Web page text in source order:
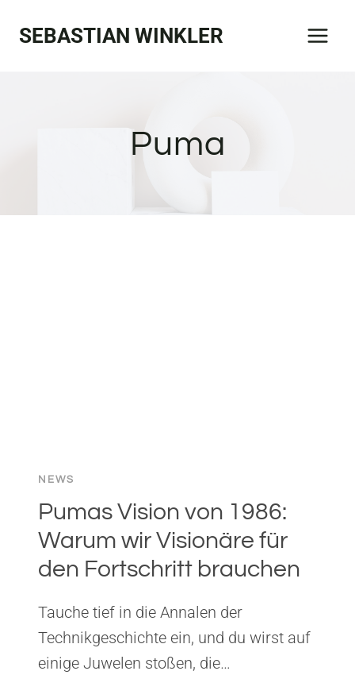
InhaltSEBASTIAN WINKLER
Puma
NEWS
Pumas Vision von 1986:
Warum wir Visionäre für
den Fortschritt brauchen
Tauche tief in die Annalen der
Technikgeschichte ein, und du wirst auf
einige Juwelen stoßen, die…